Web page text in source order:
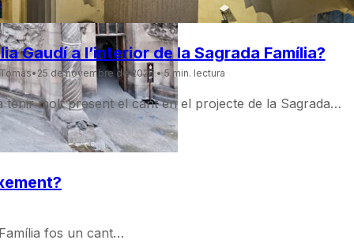
fos un cant…
Gaudí a l’interior de la Sagrada Família?
• 25 de novembre de 2025• 5 min. lectura
tenir molt present el cant en el projecte de la Sagrada…